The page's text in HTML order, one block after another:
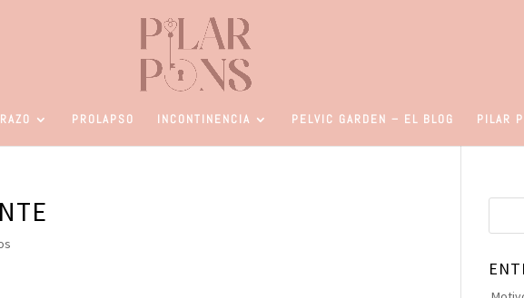
PROLAPSO INCONTINENCIA PELVIC GARDEN – EL BLOG PILAR